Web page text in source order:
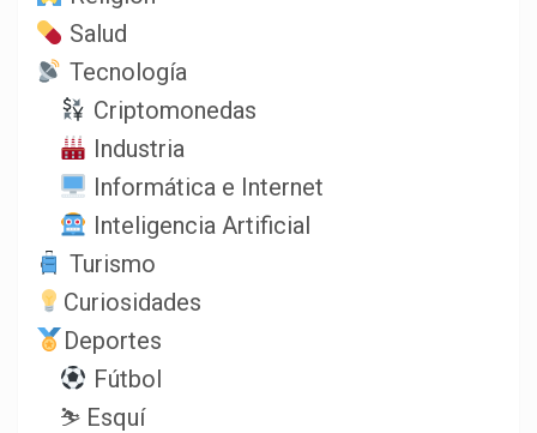
Salud
Tecnología
Criptomonedas
Industria
Informática e Internet
Inteligencia Artificial
Turismo
Curiosidades
Deportes
Fútbol
⛷️ Esquí